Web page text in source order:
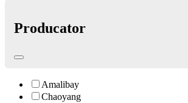
Producator
Amalibay
Chaoyang